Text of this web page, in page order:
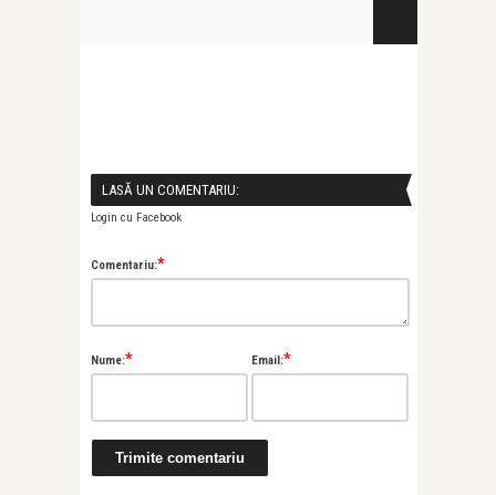
LASĂ UN COMENTARIU:
Login cu Facebook
Comentariu:*
Nume:* Email:*